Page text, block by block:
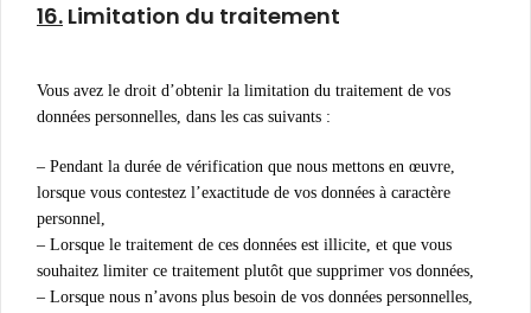
16. Limitation du traitement
Vous avez le droit d’obtenir la limitation du traitement de vos
données personnelles, dans les cas suivants :
– Pendant la durée de vérification que nous mettons en œuvre,
lorsque vous contestez l’exactitude de vos données à caractère
personnel,
– Lorsque le traitement de ces données est illicite, et que vous
souhaitez limiter ce traitement plutôt que supprimer vos données,
– Lorsque nous n’avons plus besoin de vos données personnelles,